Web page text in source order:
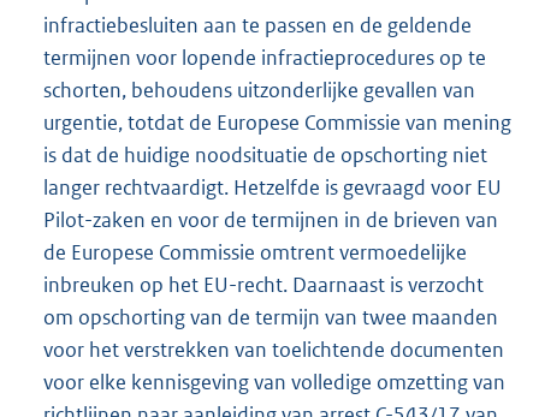
infractiebesluiten aan te passen en de geldende
termijnen voor lopende infractieprocedures op te
schorten, behoudens uitzonderlijke gevallen van
urgentie, totdat de Europese Commissie van mening
is dat de huidige noodsituatie de opschorting niet
langer rechtvaardigt. Hetzelfde is gevraagd voor EU
Pilot-zaken en voor de termijnen in de brieven van
de Europese Commissie omtrent vermoedelijke
inbreuken op het EU-recht. Daarnaast is verzocht
om opschorting van de termijn van twee maanden
voor het verstrekken van toelichtende documenten
voor elke kennisgeving van volledige omzetting van